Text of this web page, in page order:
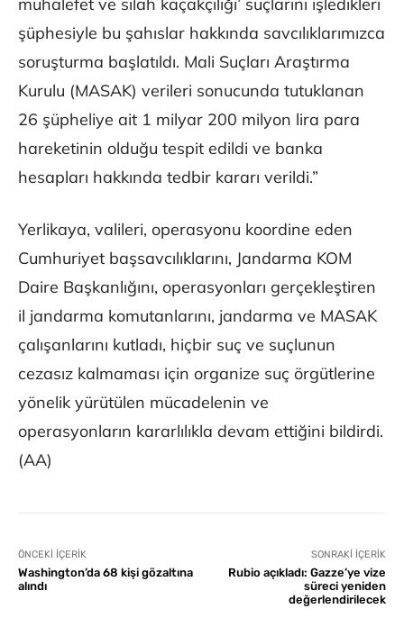
muhalefet ve silah kaçakçılığı’ suçlarını işledikleri
şüphesiyle bu şahıslar hakkında savcılıklarımızca
soruşturma başlatıldı. Mali Suçları Araştırma
Kurulu (MASAK) verileri sonucunda tutuklanan
26 şüpheliye ait 1 milyar 200 milyon lira para
hareketinin olduğu tespit edildi ve banka
hesapları hakkında tedbir kararı verildi.”
Yerlikaya, valileri, operasyonu koordine eden
Cumhuriyet başsavcılıklarını, Jandarma KOM
Daire Başkanlığını, operasyonları gerçekleştiren
il jandarma komutanlarını, jandarma ve MASAK
çalışanlarını kutladı, hiçbir suç ve suçlunun
cezasız kalmaması için organize suç örgütlerine
yönelik yürütülen mücadelenin ve
operasyonların kararlılıkla devam ettiğini bildirdi.
(AA)
ÖNCEKI İÇERIK
Washington’da 68 kişi gözaltına
alındı
SONRAKI İÇERIK
Rubio açıkladı: Gazze’ye vize
süreci yeniden
değerlendirilecek